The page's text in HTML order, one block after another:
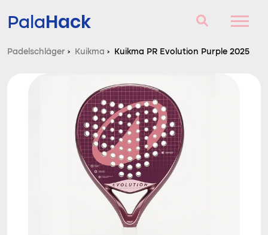
PalaHack
Fragen und Antworten
Vergleich
Padelschläger › Kuikma › Kuikma PR Evolution Purple 2025